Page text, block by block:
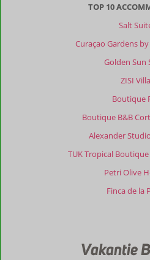
TOP 10
Salt
Curaçao Gardens
Golden Sun
ZISI
Boutique
Boutique B&B
Alexander
TUK Tropical
Petri Olive
Finca de la
Vakantie